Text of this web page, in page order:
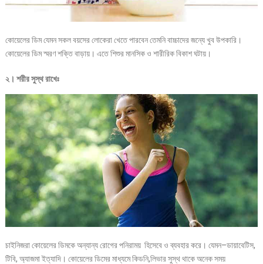
কোয়েলের ডিম যেমন সকল বয়সের লোকেরা খেতে পারবেন তেমনি বাচ্চাদের জন্যে খুব উপকারি।
কোয়েলের ডিম স্মরণ শক্তি বাড়ায়। এতে শিশুর মানসিক ও শারীরিক বিকাশ ঘটায়।
২। শরীর সুস্থ রাখেঃ
চাইনিজরা কোয়েলের ডিমকে অন্যান্য রোগের পনিরাময় হিসেবে ও ব্যবহার করে। যেমন–ডায়াবেটিস,
টিবি, অ্যাজমা ইত্যাদি। কোয়েলের ডিমের মাধ্যমে কিডনি,লিভার সুস্থ থাকে অনেক সময়